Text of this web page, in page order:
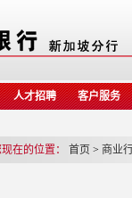
人才招聘 客户服务
在的位置： 首页 > 商业